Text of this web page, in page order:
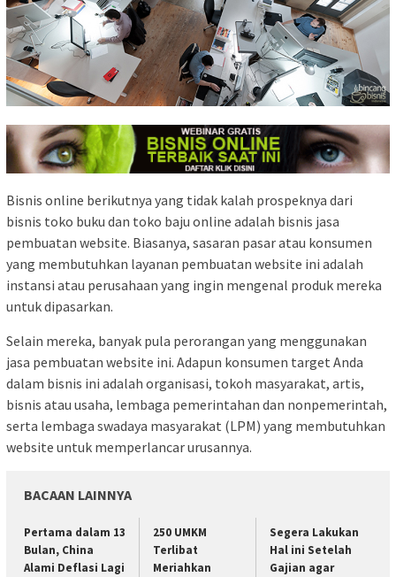
Bisnis online berikutnya yang tidak kalah prospeknya dari
bisnis toko buku dan toko baju online adalah bisnis jasa
pembuatan website. Biasanya, sasaran pasar atau konsumen
yang membutuhkan layanan pembuatan website ini adalah
instansi atau perusahaan yang ingin mengenal produk mereka
untuk dipasarkan.
Selain mereka, banyak pula perorangan yang menggunakan
jasa pembuatan website ini. Adapun konsumen target Anda
dalam bisnis ini adalah organisasi, tokoh masyarakat, artis,
bisnis atau usaha, lembaga pemerintahan dan nonpemerintah,
serta lembaga swadaya masyarakat (LPM) yang membutuhkan
website untuk memperlancar urusannya.
BACAAN LAINNYA
Pertama dalam 13
Bulan, China
Alami Deflasi Lagi
250 UMKM
Terlibat
Meriahkan
Segera Lakukan
Hal ini Setelah
Gajian agar